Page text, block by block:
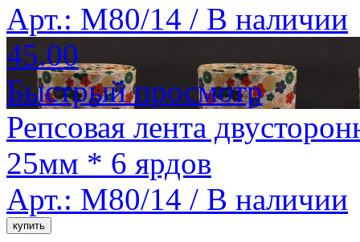
Арт.: M80/14 / В наличии
45.00
Быстрый просмотр
Репсовая лента
25мм * 6 ярдов
Арт.: M80/14 / В наличии